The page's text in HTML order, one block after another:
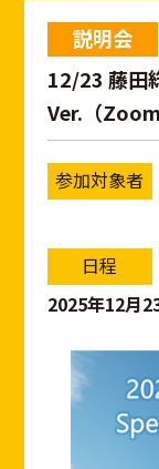
説明会
12/23 藤田
Ver.（Zoom
参加対象者
日程
2025年12月